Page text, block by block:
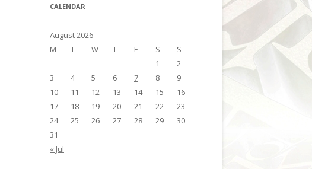
CALENDAR
August 2026
M
T W T F S S
« Jul
1
2
3
4 5 6 7 8
9
10
11 12 13 14 15
16
17
18 19 20 21 22
23
24
25 26 27 28 29
30
31